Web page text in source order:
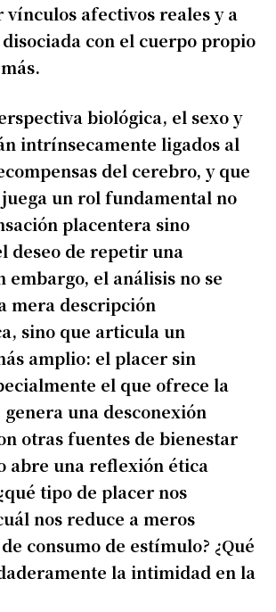
afectivos reales y a
con el cuerpo propio
biológica, el sexo y
intrínsecamente ligados al
del cerebro, y que
un rol fundamental no
placentera sino
deseo de repetir una
embargo, el análisis no se
mera descripción
sino que articula un
amplio: el placer sin
el que ofrece la
una desconexión
otras fuentes de bienestar
abre una reflexión ética
tipo de placer nos
nos reduce a meros
consumo de estímulo? ¿Qué
la intimidad en la